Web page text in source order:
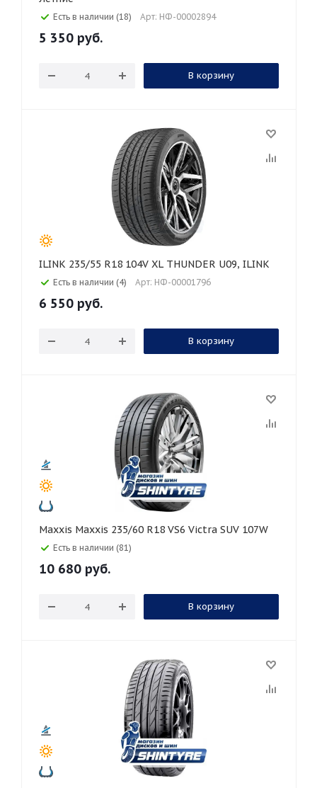
Есть в наличии (18) Арт: НФ-00002894
5 350 руб.
В корзину
ILINK 235/55 R18 104V XL THUNDER U09, ILINK
Есть в наличии (4) Арт: НФ-00001796
6 550 руб.
В корзину
Maxxis Maxxis 235/60 R18 VS6 Victra SUV 107W
Есть в наличии (81)
10 680 руб.
В корзину